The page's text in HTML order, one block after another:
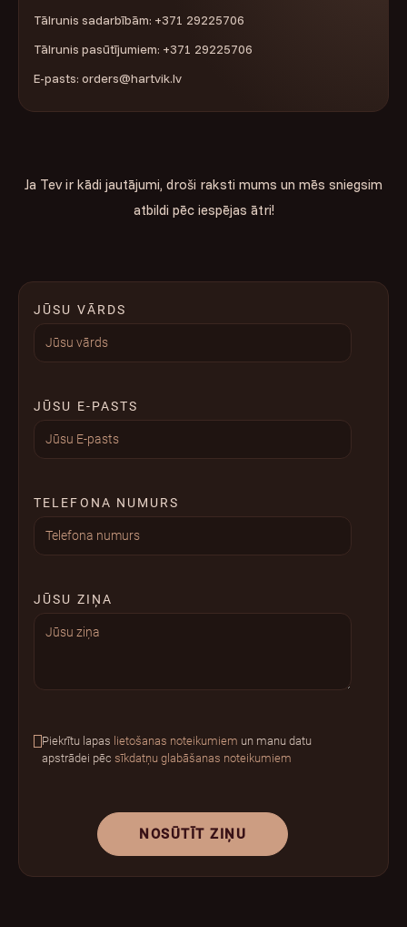
Tālrunis sadarbībām: +371 29225706
Tālrunis pasūtījumiem: +371 29225706
E-pasts: orders@hartvik.lv
Ja Tev ir kādi jautājumi, droši raksti mums un mēs sniegsim
atbildi pēc iespējas ātri!
JŪSU VĀRDS
JŪSU E-PASTS
TELEFONA NUMURS
JŪSU ZIŅA
Piekrītu lapas lietošanas noteikumiem un manu datu
apstrādei pēcsīkdatņu glabāšanas noteikumiem
NOSŪTĪT ZIŅU